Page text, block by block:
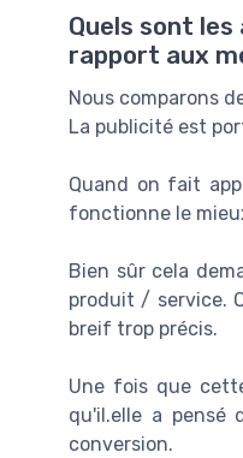
Quels sont
rapport aux
Nous comparons
La publicité est
Quand on fait
fonctionne le
Bien sûr cela
produit / service.
breif trop précis.
Une fois que
qu'il.elle a pensé
conversion.